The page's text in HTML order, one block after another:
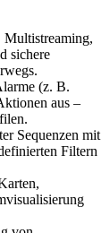
sichere
(z. B.
aus –
Sequenzen mit
Filtern